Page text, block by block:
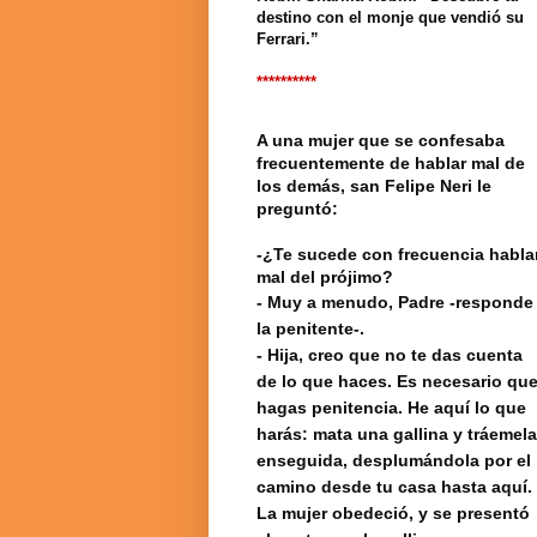
destino con el monje que vendió su
Ferrari.”
**********
A una mujer que se confesaba
frecuentemente de hablar mal de
los demás, san Felipe Neri le
preguntó:
-¿Te sucede con frecuencia
mal del prójimo?
- Muy a menudo, Padre -responde
la penitente-.
- Hija, creo que no te das cuenta
de lo que haces. Es necesario que
hagas penitencia. He aquí lo que
harás: mata una gallina y tráemela
enseguida, desplumándola por el
camino desde tu casa hasta aquí.
La mujer obedeció, y se presentó